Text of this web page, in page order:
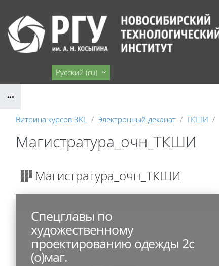
Русский ‎(ru)‎
Блоки
Витрина курсов 3KL Электронный деканат ТКШИ
Магистратура_очн_ТКШИ
БлокиМагистратура_очн_ТКШИ
Спецглавы по
художественному
проектированию одежды 2с
(о)маг.